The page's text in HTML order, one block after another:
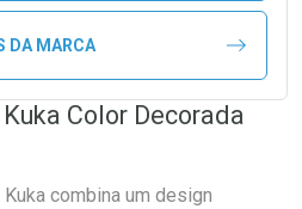
DA MARCA
Color Decorada
combina um design